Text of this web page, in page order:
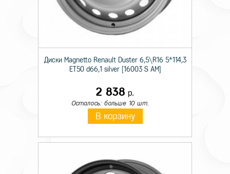
Диски Magnetto Renault Duster 6,5\R16 5*114,3
ET50 d66,1 silver [16003 S AM]
2 838 р.
Осталось: больше 10 шт.
В корзину